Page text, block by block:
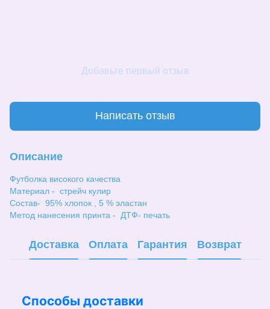
Добавьте первый отзыв
Написать отзыв
Описание
Футболка високого качества
Материал - стрейч кулир
Состав- 95% хлопок , 5 % эластан
Метод нанесения принта - ДТФ- печать
Доставка Оплата Гарантия Возврат
Способы доставки